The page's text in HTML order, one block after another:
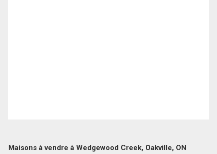
Maisons à vendre à Wedgewood Creek, Oakville, ON